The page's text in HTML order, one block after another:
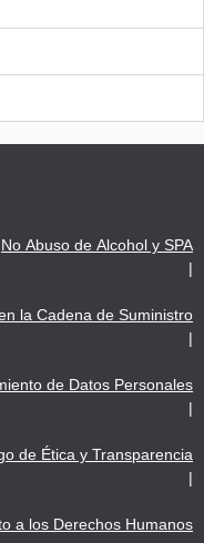
No Abuso de Alcohol y SPA
|
la Cadena de Suministro
|
de Datos Personales
|
de Ética y Transparencia
|
a los Derechos Humanos